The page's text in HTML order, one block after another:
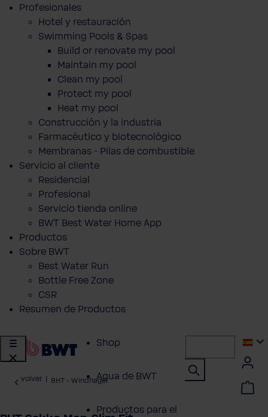
Profesionales
Hotel y restauración
Swimming Pools & Spas
Build or renovate my pool
Maintain my pool
Clean my pool
Protect my pool
Heat my pool
Construcción y la industria
Farmacéutico y biotecnológico
Membranas - Pilas de combustible
Servicio al cliente
Residencial
Profesional
Servicio tienda online
BWT Best Water Home App
Productos
Sobre BWT
Best Water Run
Bottle Free Zone
CSR
Resumen de Productos
Shop
Agua de BWT
Productos para el
volver BHT - Windhager